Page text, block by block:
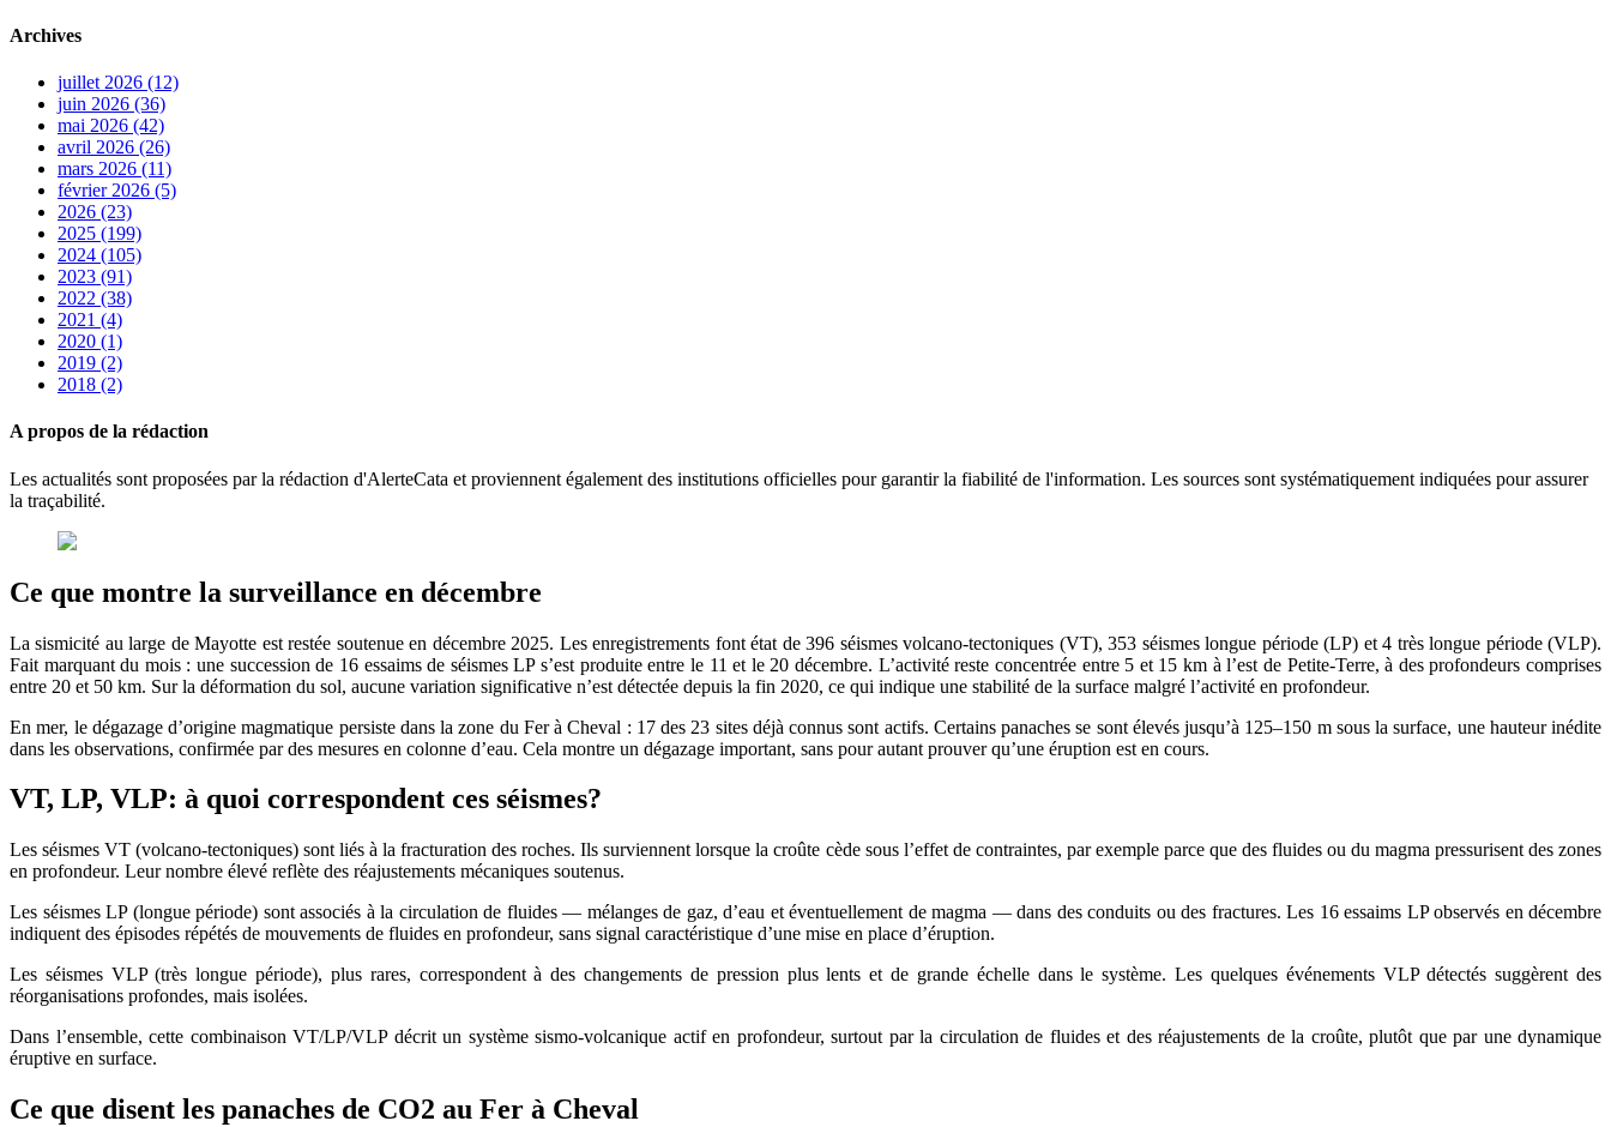
Archives
juillet 2026 (12)
juin 2026 (36)
mai 2026 (42)
avril 2026 (26)
mars 2026 (11)
février 2026 (5)
2026 (23)
2025 (199)
2024 (105)
2023 (91)
2022 (38)
2021 (4)
2020 (1)
2019 (2)
2018 (2)
A propos de la rédaction
Les actualités sont proposées par la rédaction d'AlerteCata et proviennent également des institutions officielles pour garantir la fiabilité de l'information. Les sources sont systématiquement indiquées pour assurer
la traçabilité.
Ce que montre la surveillance en décembre
La sismicité au large de Mayotte est restée soutenue en décembre 2025. Les enregistrements font état de 396 séismes volcano‑tectoniques (VT), 353 séismes longue période (LP) et 4 très longue période (VLP).
Fait marquant du mois : une succession de 16 essaims de séismes LP s’est produite entre le 11 et le 20 décembre. L’activité reste concentrée entre 5 et 15 km à l’est de Petite‑Terre, à des profondeurs comprises
entre 20 et 50 km. Sur la déformation du sol, aucune variation significative n’est détectée depuis la fin 2020, ce qui indique une stabilité de la surface malgré l’activité en profondeur.
En mer, le dégazage d’origine magmatique persiste dans la zone du Fer à Cheval : 17 des 23 sites déjà connus sont actifs. Certains panaches se sont élevés jusqu’à 125–150 m sous la surface, une hauteur inédite
dans les observations, confirmée par des mesures en colonne d’eau. Cela montre un dégazage important, sans pour autant prouver qu’une éruption est en cours.
VT, LP, VLP: à quoi correspondent ces séismes?
Les séismes VT (volcano‑tectoniques) sont liés à la fracturation des roches. Ils surviennent lorsque la croûte cède sous l’effet de contraintes, par exemple parce que des fluides ou du magma pressurisent des zones
en profondeur. Leur nombre élevé reflète des réajustements mécaniques soutenus.
Les séismes LP (longue période) sont associés à la circulation de fluides — mélanges de gaz, d’eau et éventuellement de magma — dans des conduits ou des fractures. Les 16 essaims LP observés en décembre
indiquent des épisodes répétés de mouvements de fluides en profondeur, sans signal caractéristique d’une mise en place d’éruption.
Les séismes VLP (très longue période), plus rares, correspondent à des changements de pression plus lents et de grande échelle dans le système. Les quelques événements VLP détectés suggèrent des
réorganisations profondes, mais isolées.
Dans l’ensemble, cette combinaison VT/LP/VLP décrit un système sismo‑volcanique actif en profondeur, surtout par la circulation de fluides et des réajustements de la croûte, plutôt que par une dynamique
éruptive en surface.
Ce que disent les panaches de CO2 au Fer à Cheval